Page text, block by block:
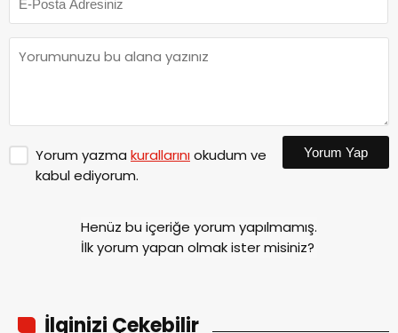
Yorum yazma kurallarınıokudum ve
kabul ediyorum.
Yorum Yap
Henüz bu içeriğe yorum yapılmamış.
İlk yorum yapan olmak ister misiniz?
İlginizi Çekebilir